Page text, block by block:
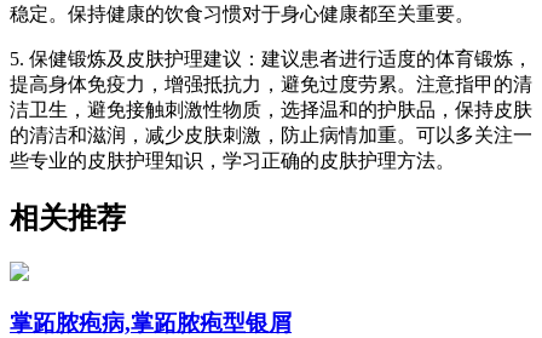
稳定。保持健康的饮食习惯对于身心健康都至关重要。
5. 保健锻炼及皮肤护理建议：建议患者进行适度的体育锻炼，
提高身体免疫力，增强抵抗力，避免过度劳累。注意指甲的清
洁卫生，避免接触刺激性物质，选择温和的护肤品，保持皮肤
的清洁和滋润，减少皮肤刺激，防止病情加重。可以多关注一
些专业的皮肤护理知识，学习正确的皮肤护理方法。
相关推荐
掌跖脓疱病,掌跖脓疱型银屑